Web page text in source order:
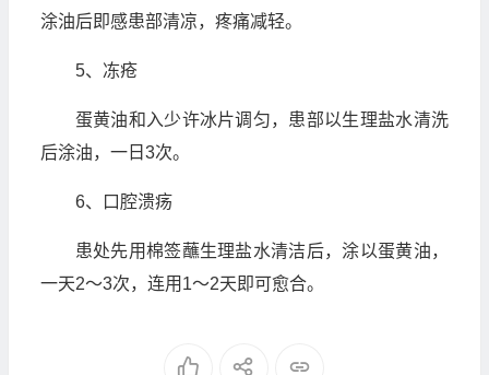
涂油后即感患部清凉，疼痛减轻。
5、冻疮
蛋黄油和入少许冰片调匀，患部以生理盐水清洗
后涂油，一日3次。
6、口腔溃疡
患处先用棉签蘸生理盐水清洁后，涂以蛋黄油，
一天2～3次，连用1～2天即可愈合。